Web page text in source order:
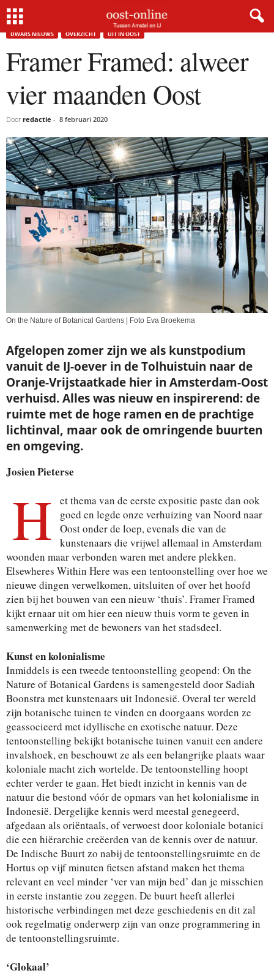
Home Framer Framed: alweer vier maanden Oost
DWARS NIEUWS OVERZICHT UIT IN OOST
Framer Framed: alweer
vier maanden Oost
Door redactie - 8 februari 2020
On the Nature of Botanical Gardens | Foto Eva Broekema
Afgelopen zomer zijn we als kunstpodium
vanuit de IJ-oever in de Tolhuistuin naar de
Oranje-Vrijstaatkade hier in Amsterdam-Oost
verhuisd. Alles was nieuw en inspirerend: de
ruimte met de hoge ramen en de prachtige
lichtinval, maar ook de omringende buurten
en omgeving.
Josien Pieterse
H
et thema van de eerste expositie paste dan ook
goed en legde onze verhuizing van Noord naar
Oost onder de loep, evenals die van de
kunstenaars die vrijwel allemaal in Amsterdam
woonden maar verbonden waren met andere plekken.
Elsewheres Within Here was een tentoonstelling over hoe we
nieuwe dingen verwelkomen, uitsluiten of over het hoofd
zien bij het bouwen van een nieuw ‘thuis’. Framer Framed
kijkt ernaar uit om hier een nieuw thuis vorm te geven in
samenwerking met de bewoners van het stadsdeel.
Kunst en kolonialisme
Inmiddels is een tweede tentoonstelling geopend: On the
Nature of Botanical Gardens is samengesteld door Sadiah
Boonstra met kunstenaars uit Indonesië. Overal ter wereld
zijn botanische tuinen te vinden en doorgaans worden ze
geassocieerd met idyllische en exotische natuur. Deze
tentoonstelling bekijkt botanische tuinen vanuit een andere
invalshoek, en beschouwt ze als een belangrijke plaats waar
koloniale macht zich wortelde. De tentoonstelling hoopt
echter verder te gaan. Het biedt inzicht in kennis van de
natuur die bestond vóór de opmars van het kolonialisme in
Indonesië. Dergelijke kennis werd meestal genegeerd,
afgedaan als oriëntaals, of verwoest door koloniale botanici
die een hiërarchie creëerden van de kennis over de natuur.
De Indische Buurt zo nabij de tentoonstellingsruimte en de
Hortus op vijf minuten fietsen afstand maken het thema
relevant en veel minder ‘ver van mijn bed’ dan je misschien
in eerste instantie zou zeggen. De buurt heeft allerlei
historische verbindingen met deze geschiedenis en dit zal
ook regelmatig onderwerp zijn van onze programmering in
de tentoonstellingsruimte.
‘Glokaal’